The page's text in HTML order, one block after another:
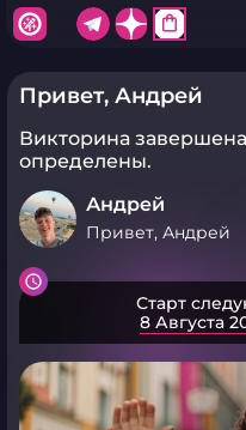
shopping_bag
Привет, Андрей
Викторина
определены.
Андрей
Привет, Андрей
Старт
8 Августа